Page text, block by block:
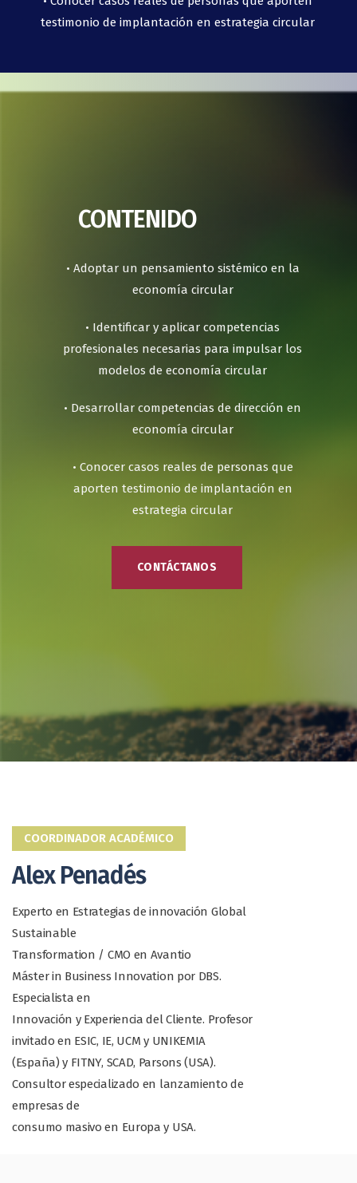
testimonio de implantación en estrategia circular
CONTENIDO
• Adoptar un pensamiento sistémico en la
economía circular
• Identificar y aplicar competencias
profesionales necesarias para impulsar los
modelos de economía circular
• Desarrollar competencias de dirección en
economía circular
• Conocer casos reales de personas que
aporten testimonio de implantación en
estrategia circular
CONTÁCTANOS
COORDINADOR ACADÉMICO
Alex Penadés
Experto en Estrategias de innovación Global
Sustainable
Transformation / CMO en Avantio
Máster in Business Innovation por DBS.
Especialista en
Innovación y Experiencia del Cliente. Profesor
invitado en ESIC, IE, UCM y UNIKEMIA
(España) y FITNY, SCAD, Parsons (USA).
Consultor especializado en lanzamiento de
empresas de
consumo masivo en Europa y USA.